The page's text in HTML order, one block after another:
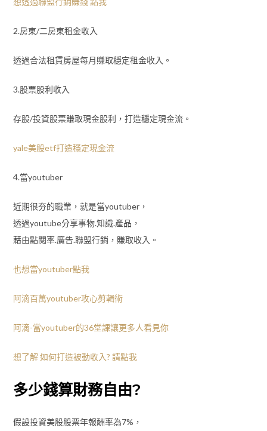
2.房東/二房東租金收入
透過合法租賃房屋每月賺取穩定租金收入。
3.股票股利收入
存股/投資股票賺取現金股利，打造穩定現金流。
yale美股etf打造穩定現金流
4.當youtuber
近期很夯的職業，就是當youtuber，
透過youtube分享事物.知識.產品，
藉由點閱率.廣告.聯盟行銷，賺取收入。
也想當youtuber點我
阿滴百萬youtuber攻心剪輯術
阿滴-當youtuber的36堂課讓更多人看見你
想了解 如何打造被動收入? 請點我
多少錢算財務自由?
假設投資美股股票年報酬率為7%，